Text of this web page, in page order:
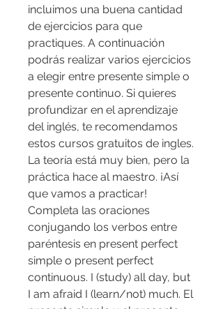
incluimos una buena cantidad
de ejercicios para que
practiques. A continuación
podrás realizar varios ejercicios
a elegir entre presente simple o
presente continuo. Si quieres
profundizar en el aprendizaje
del inglés, te recomendamos
estos cursos gratuitos de ingles.
La teoría está muy bien, pero la
práctica hace al maestro. ¡Así
que vamos a practicar!
Completa las oraciones
conjugando los verbos entre
paréntesis en present perfect
simple o present perfect
continuous. I (study) all day, but
I am afraid I (learn/not) much. El